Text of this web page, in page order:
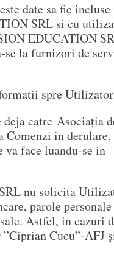
date sa fie incluse
SRL si cu
EDUCATION
se la furnizori de
spre
catre Asociația
in derulare,
face luandu-se in
nu solicita
parole
Astfel, in cazuri
Cucu”-AFJ